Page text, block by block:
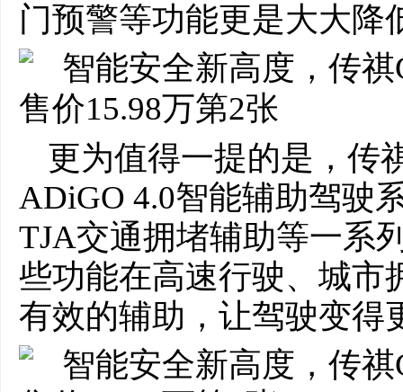
门预警等功能更是大大降
更为值得一提的是，传
ADiGO 4.0智能辅助驾驶
TJA交通拥堵辅助等一系
些功能在高速行驶、城市
有效的辅助，让驾驶变得